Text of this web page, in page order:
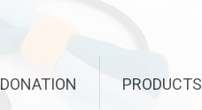
DONATION PRODUCTS